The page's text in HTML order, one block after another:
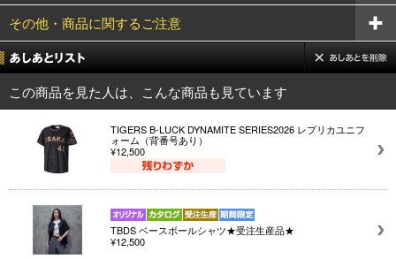
その他・商品に関するご注意
この商品を見た人は、こんな商品も見ています
TIGERS B-LUCK DYNAMITE SERIES2026 レプリカユニフ
ォーム（背番号あり）
¥12,500
TBDS ベースボールシャツ★受注生産品★
¥12,500